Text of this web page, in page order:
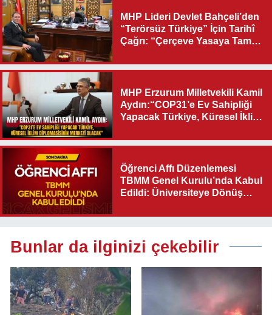
MHP Lideri Devlet Bahçeli’den
“Terörsüz Türkiye” İçin Tarihî
Çağrı: “Çerçeve Yasaya Tam
MHP Erzurum Milletvekili Kamil
Aydın:“COP31’e Ev Sahipliği
Yapacak Türkiye, Küresel İklim
Olacak"
Öğrenci Affı Düzenlemesi
TBMM Genel Kurulu’nda Kabul
Edildi: Üniversiteye Dönüş
Bunlar da ilginizi çekebilir